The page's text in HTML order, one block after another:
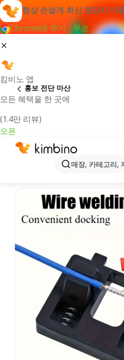
항상 손쉽게 최신 전단지 이
Chrome에 추가 - 무료
킴비노 앱
모든 혜택을 한 곳에
(1.4만 리뷰)
오픈
매장, 카테고리,
홍보 전단 마산
마산시 온라인 행사